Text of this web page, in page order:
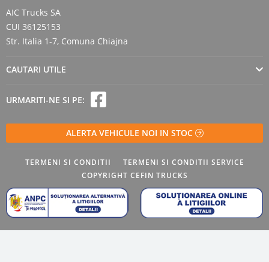
AIC Trucks SA
CUI 36125153
Str. Italia 1-7, Comuna Chiajna
CAUTARI UTILE
URMARITI-NE SI PE:
ALERTA VEHICULE NOI IN STOC
TERMENI SI CONDITII
TERMENI SI CONDITII SERVICE
COPYRIGHT CEFIN TRUCKS